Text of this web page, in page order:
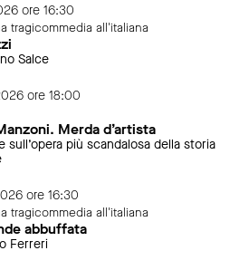
ore 16:30
tragicommedia all'italiana
Salce
ore 18:00
Merda d’artista
sull’opera più scandalosa della storia
ore 16:30
tragicommedia all'italiana
abbuffata
Ferreri